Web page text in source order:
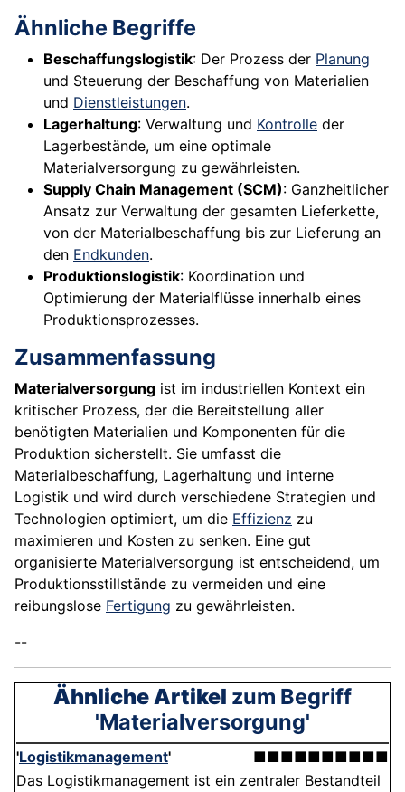
Ähnliche Begriffe
Beschaffungslogistik: Der Prozess der Planung
und Steuerung der Beschaffung von Materialien
und Dienstleistungen.
Lagerhaltung: Verwaltung und Kontrolle der
Lagerbestände, um eine optimale
Materialversorgung zu gewährleisten.
Supply Chain Management (SCM): Ganzheitlicher
Ansatz zur Verwaltung der gesamten Lieferkette,
von der Materialbeschaffung bis zur Lieferung an
den Endkunden.
Produktionslogistik: Koordination und
Optimierung der Materialflüsse innerhalb eines
Produktionsprozesses.
Zusammenfassung
Materialversorgung ist im industriellen Kontext ein
kritischer Prozess, der die Bereitstellung aller
benötigten Materialien und Komponenten für die
Produktion sicherstellt. Sie umfasst die
Materialbeschaffung, Lagerhaltung und interne
Logistik und wird durch verschiedene Strategien und
Technologien optimiert, um die Effizienz zu
maximieren und Kosten zu senken. Eine gut
organisierte Materialversorgung ist entscheidend, um
Produktionsstillstände zu vermeiden und eine
reibungslose Fertigung zu gewährleisten.
--
Ähnliche Artikel zum Begriff
'Materialversorgung'
'Logistikmanagement'
■■■■■■■■■■
Das Logistikmanagement ist ein zentraler Bestandteil